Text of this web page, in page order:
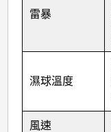
雷暴
濕球溫度
風速